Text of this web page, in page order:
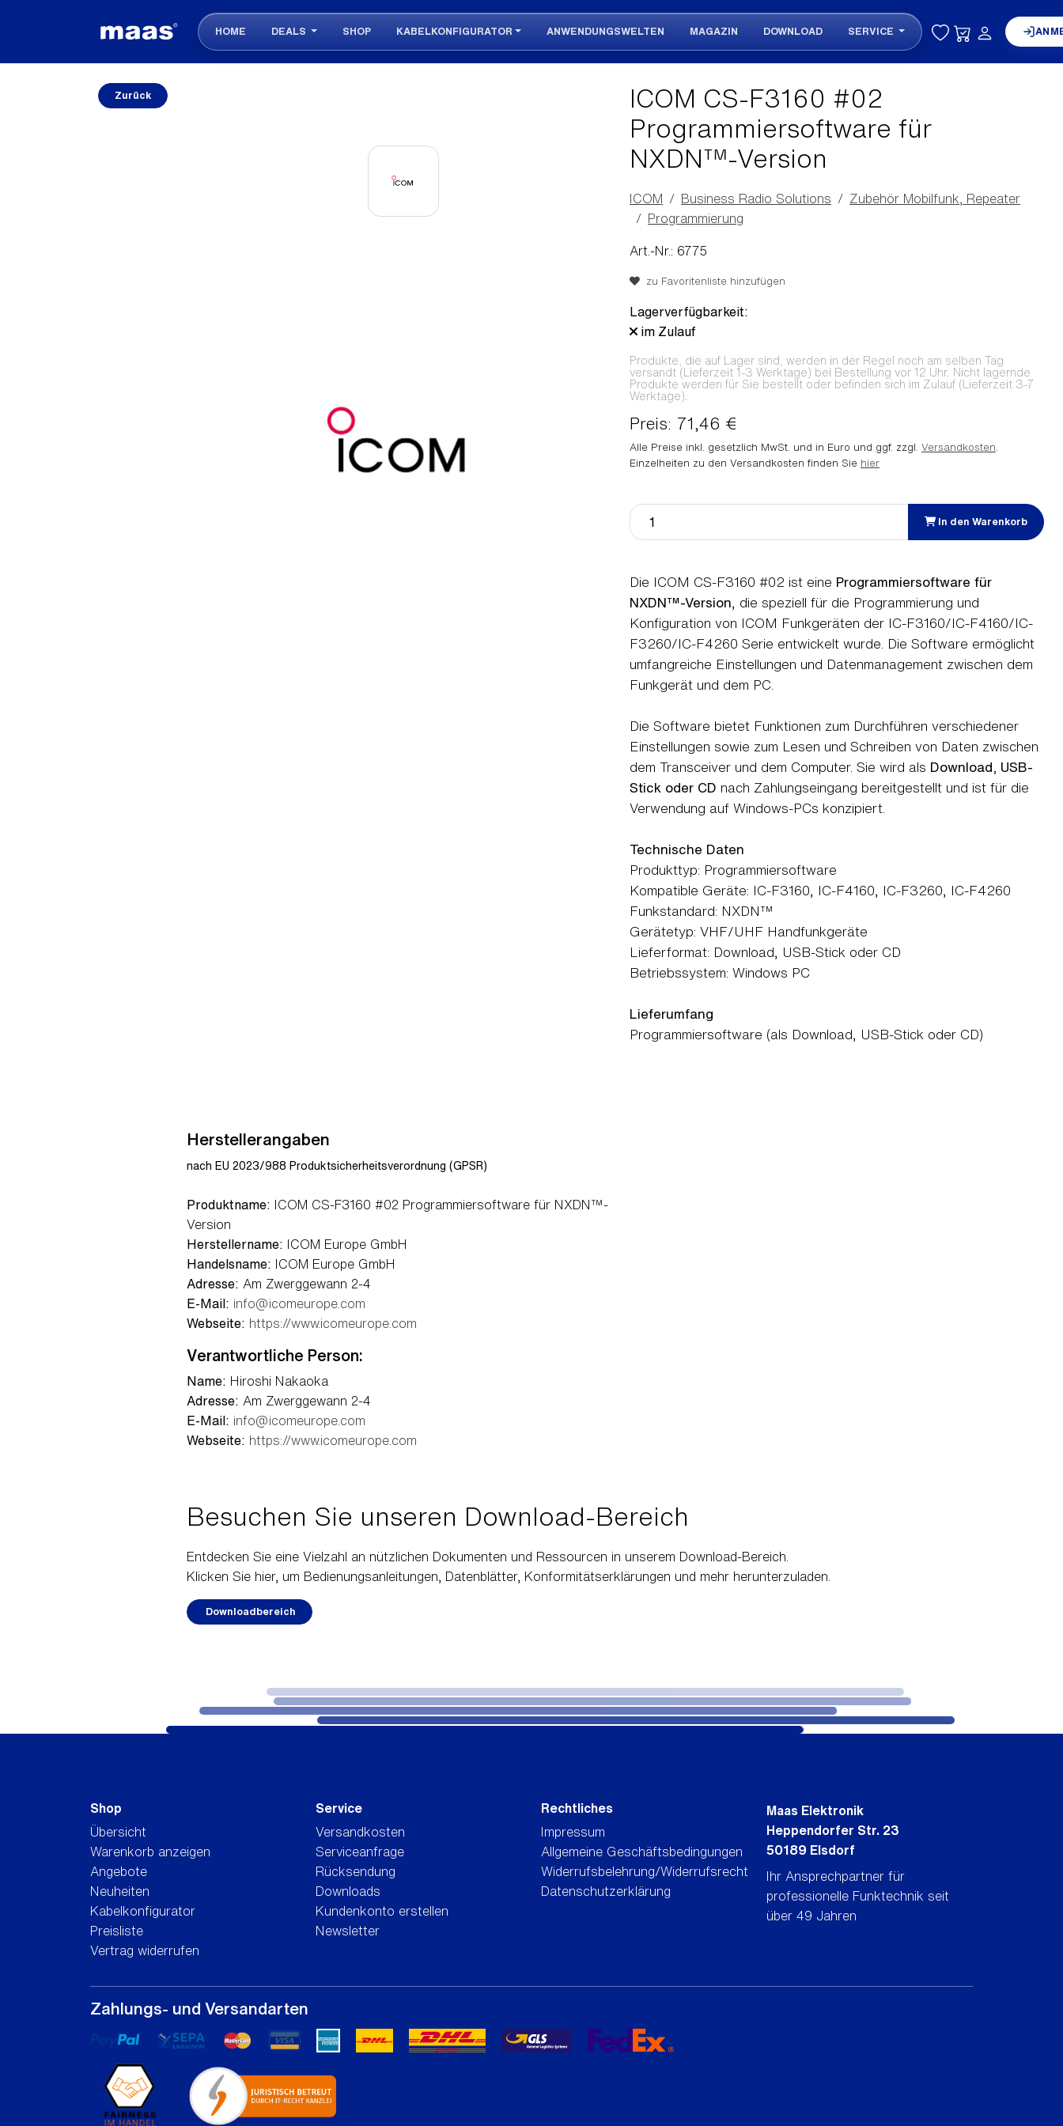
HOME DEALS SHOP KABELKONFIGURATOR ANWENDUNGSWELTEN MAGAZIN DOWNLOAD SERVICE
Zurück
ICOM CS-F3160 #02
Programmiersoftware für
NXDN™-Version
ICOM Business Radio Solutions
Zubehör Mobilfunk, Repeater
Programmierung
Art.-Nr.: 6775
zu Favoritenliste hinzufügen
Lagerverfügbarkeit:
im Zulauf
Produkte, die auf Lager sind, werden in der Regel noch am selben Tag
versandt (Lieferzeit 1-3 Werktage) bei Bestellung vor 12 Uhr. Nicht lagernde
Produkte werden für Sie bestellt oder befinden sich im Zulauf (Lieferzeit 3-7
Werktage).
Preis: 71,46 €
Alle Preise inkl. gesetzlich MwSt. und in Euro und ggf. zzgl. Versandkosten
Einzelheiten zu den Versandkosten finden Sie hier
In den Warenkorb
Die ICOM CS-F3160 #02 ist eine Programmiersoftware für
NXDN™-Version , die speziell für die Programmierung und
Konfiguration von ICOM Funkgeräten der IC-F3160/IC-F4160/IC-
F3260/IC-F4260 Serie entwickelt wurde. Die Software ermöglicht
umfangreiche Einstellungen und Datenmanagement zwischen dem
Funkgerät und dem PC.
Die Software bietet Funktionen zum Durchführen verschiedener
Einstellungen sowie zum Lesen und Schreiben von Daten zwischen
dem Transceiver und dem Computer. Sie wird als Download, USB-
Stick oder CD nach Zahlungseingang bereitgestellt und ist für die
Verwendung auf Windows-PCs konzipiert.
Technische Daten
Produkttyp: Programmiersoftware
Kompatible Geräte: IC-F3160, IC-F4160, IC-F3260, IC-F4260
Funkstandard: NXDN™
Gerätetyp: VHF/UHF Handfunkgeräte
Lieferformat: Download, USB-Stick oder CD
Betriebssystem: Windows PC
Lieferumfang
Programmiersoftware (als Download, USB-Stick oder CD)
Herstellerangaben
nach EU 2023/988 Produktsicherheitsverordnung (GPSR)
Produktname: ICOM CS-F3160 #02 Programmiersoftware für NXDN™-
Version
Herstellername: ICOM Europe GmbH
Handelsname: ICOM Europe GmbH
Adresse: Am Zwerggewann 2-4
E-Mail: info@icomeurope.com
Webseite: https://www.icomeurope.com
Verantwortliche Person:
Name: Hiroshi Nakaoka
Adresse: Am Zwerggewann 2-4
E-Mail: info@icomeurope.com
Webseite: https://www.icomeurope.com
Besuchen Sie unseren Download-Bereich
Entdecken Sie eine Vielzahl an nützlichen Dokumenten und Ressourcen in unserem Download-Bereich.
Klicken Sie hier, um Bedienungsanleitungen, Datenblätter, Konformitätserklärungen und mehr herunterzuladen.
Downloadbereich
Shop
Übersicht
Warenkorb anzeigen
Angebote
Neuheiten
Kabelkonfigurator
Preisliste
Vertrag widerrufen
Service
Versandkosten
Serviceanfrage
Rücksendung
Downloads
Kundenkonto erstellen
Newsletter
Rechtliches
Impressum
Allgemeine Geschäftsbedingungen
Widerrufsbelehrung/Widerrufsrecht
Datenschutzerklärung
Maas Elektronik
Heppendorfer Str. 23
50189 Elsdorf
Ihr Ansprechpartner für
professionelle Funktechnik seit
über 49 Jahren
Zahlungs- und Versandarten